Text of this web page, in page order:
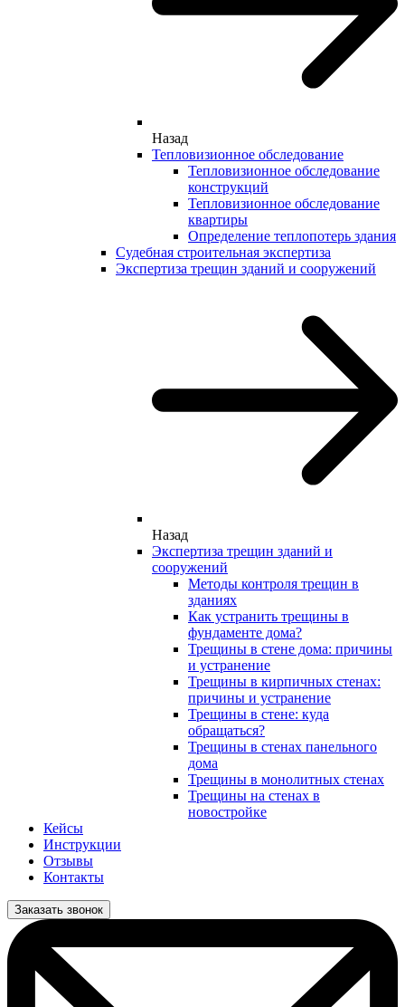
Назад
Тепловизионное обследование
Тепловизионное обследование
конструкций
Тепловизионное обследование
квартиры
Определение теплопотерь здания
Судебная строительная экспертиза
Экспертиза трещин зданий и сооружений
Назад
Экспертиза трещин зданий и
сооружений
Методы контроля трещин в
зданиях
Как устранить трещины в
фундаменте дома?
Трещины в стене дома: причины
и устранение
Трещины в кирпичных стенах:
причины и устранение
Трещины в стене: куда
обращаться?
Трещины в стенах панельного
дома
Трещины в монолитных стенах
Трещины на стенах в
новостройке
Кейсы
Инструкции
Отзывы
Контакты
Заказать звонок